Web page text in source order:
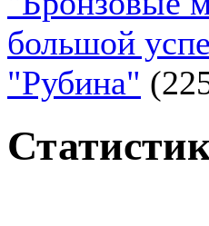
большой
"Рубина"